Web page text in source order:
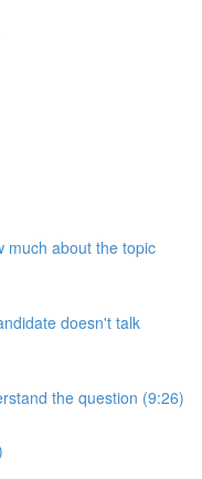
much about the topic
doesn't talk
the question (9:26)